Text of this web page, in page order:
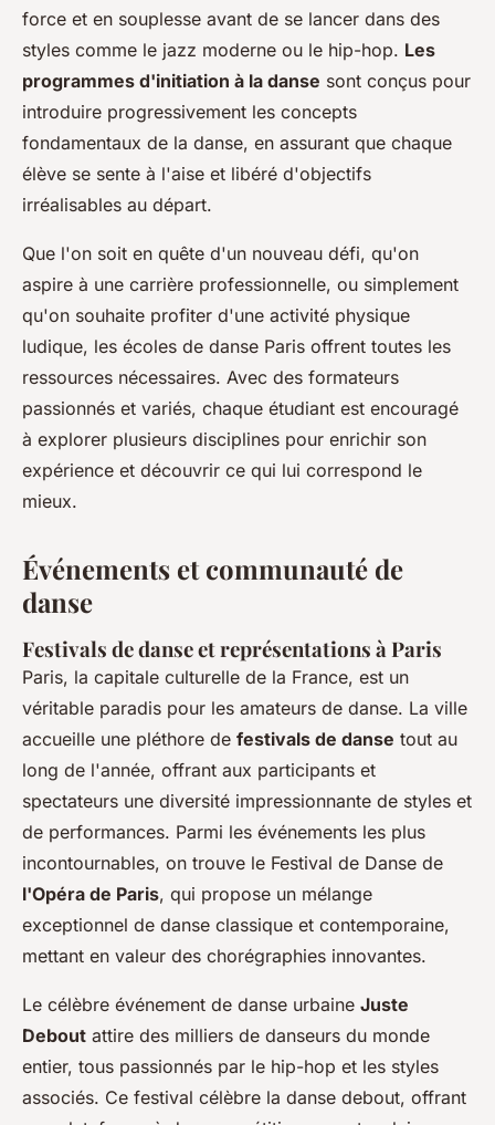
force et en souplesse avant de se lancer dans des
styles comme le jazz moderne ou le hip-hop. Les
programmes d'initiation à la danse sont conçus pour
introduire progressivement les concepts
fondamentaux de la danse, en assurant que chaque
élève se sente à l'aise et libéré d'objectifs
irréalisables au départ.
Que l'on soit en quête d'un nouveau défi, qu'on
aspire à une carrière professionnelle, ou simplement
qu'on souhaite profiter d'une activité physique
ludique, les écoles de danse Paris offrent toutes les
ressources nécessaires. Avec des formateurs
passionnés et variés, chaque étudiant est encouragé
à explorer plusieurs disciplines pour enrichir son
expérience et découvrir ce qui lui correspond le
mieux.
Événements et communauté de
danse
Festivals de danse et représentations à Paris
Paris, la capitale culturelle de la France, est un
véritable paradis pour les amateurs de danse. La ville
accueille une pléthore de festivals de danse tout au
long de l'année, offrant aux participants et
spectateurs une diversité impressionnante de styles et
de performances. Parmi les événements les plus
incontournables, on trouve le Festival de Danse de
l'Opéra de Paris, qui propose un mélange
exceptionnel de danse classique et contemporaine,
mettant en valeur des chorégraphies innovantes.
Le célèbre événement de danse urbaine Juste
Debout attire des milliers de danseurs du monde
entier, tous passionnés par le hip-hop et les styles
associés. Ce festival célèbre la danse debout, offrant